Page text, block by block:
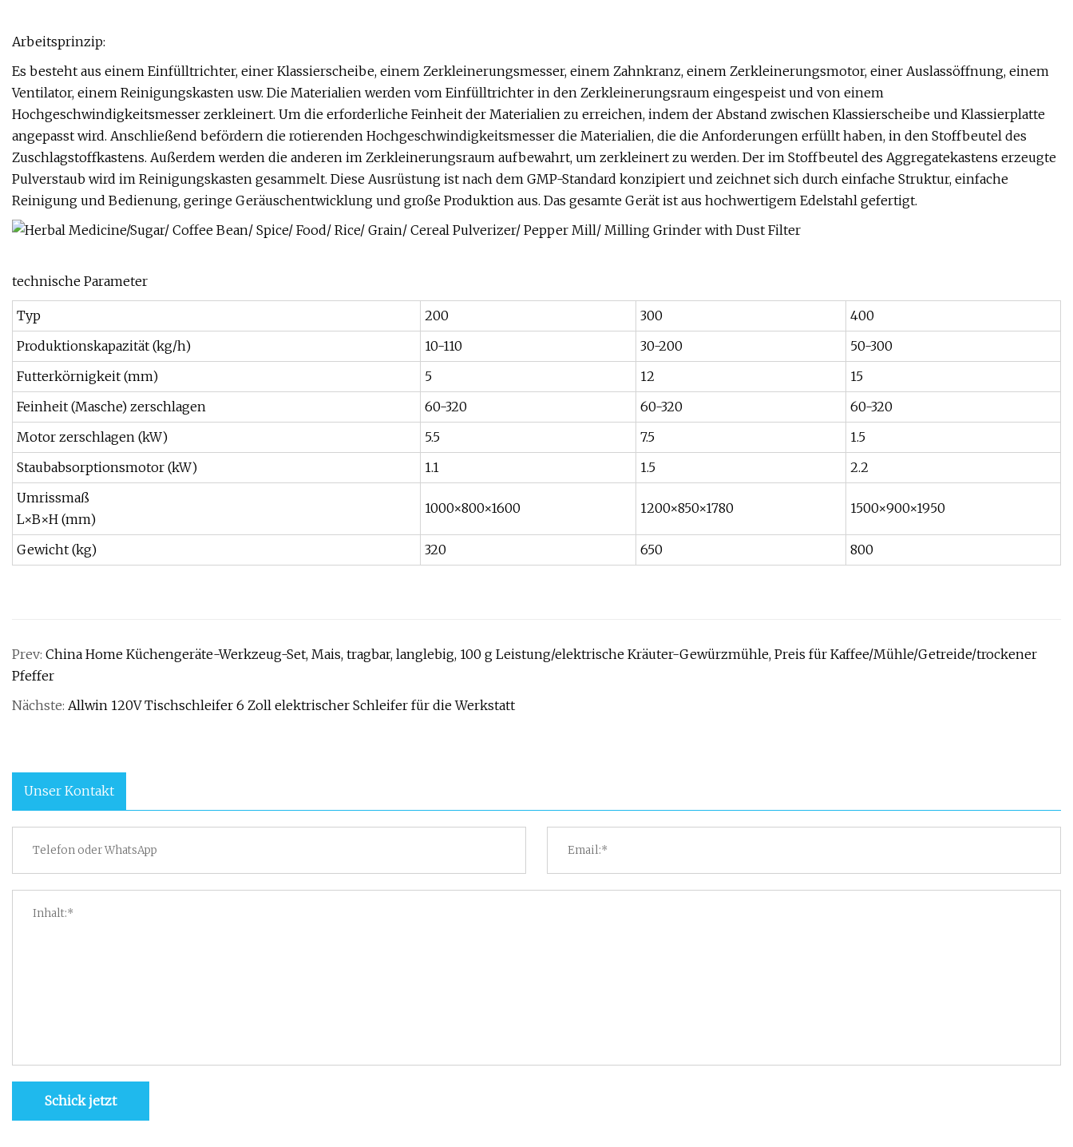
Arbeitsprinzip:
Es besteht aus einem Einfülltrichter, einer Klassierscheibe, einem Zerkleinerungsmesser, einem Zahnkranz, einem Zerkleinerungsmotor, einer Auslassöffnung, einem
Ventilator, einem Reinigungskasten usw. Die Materialien werden vom Einfülltrichter in den Zerkleinerungsraum eingespeist und von einem
Hochgeschwindigkeitsmesser zerkleinert. Um die erforderliche Feinheit der Materialien zu erreichen, indem der Abstand zwischen Klassierscheibe und Klassierplatte
angepasst wird. Anschließend befördern die rotierenden Hochgeschwindigkeitsmesser die Materialien, die die Anforderungen erfüllt haben, in den Stoffbeutel des
Zuschlagstoffkastens. Außerdem werden die anderen im Zerkleinerungsraum aufbewahrt, um zerkleinert zu werden. Der im Stoffbeutel des Aggregatekastens erzeugte
Pulverstaub wird im Reinigungskasten gesammelt. Diese Ausrüstung ist nach dem GMP-Standard konzipiert und zeichnet sich durch einfache Struktur, einfache
Reinigung und Bedienung, geringe Geräuschentwicklung und große Produktion aus. Das gesamte Gerät ist aus hochwertigem Edelstahl gefertigt.
technische Parameter
Typ 200 300
400
Produktionskapazität (kg/h)
10-110 30-200
50-300
Futterkörnigkeit (mm)
5 12
15
Feinheit (Masche) zerschlagen
60-320 60-320
60-320
Motor zerschlagen (kW)
5.5 7.5
1.5
Staubabsorptionsmotor (kW)
1.1 1.5
2.2
Umrissmaß
L×B×H (mm)
1000×800×1600 1200×850×1780 1500×900×1950
Gewicht (kg) 320 650 800
Prev: China Home Küchengeräte-Werkzeug-Set, Mais, tragbar, langlebig, 100 g Leistung/elektrische Kräuter-Gewürzmühle, Preis für Kaffee/Mühle/Getreide/trockener
Pfeffer
Nächste: Allwin 120V Tischschleifer 6 Zoll elektrischer Schleifer für die Werkstatt
Unser Kontakt
Schick jetzt